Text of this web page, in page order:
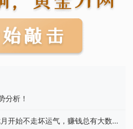
分析！
开始不走坏运气，赚钱总有大数目